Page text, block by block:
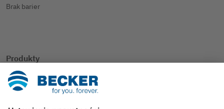
Brak barier
Produkty
Inteligentny dom
Rolety